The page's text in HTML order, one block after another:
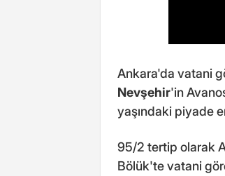
Ankara'da vatani
Nevşehir'in
yaşındaki piyade
95/2 tertip olarak
Bölük'te vatani